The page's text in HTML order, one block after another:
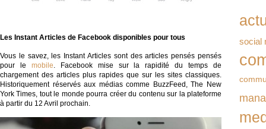
social
Les Instant Articles de Facebook disponibles pour tous
Vous le savez, les Instant Articles sont des articles pensés pensés
pour le mobile. Facebook mise sur la rapidité du temps de
chargement des articles plus rapides que sur les sites classiques.
Historiquement réservés aux médias comme BuzzFeed, The New
York Times, tout le monde pourra créer du contenu sur la plateforme
à partir du 12 Avril prochain.